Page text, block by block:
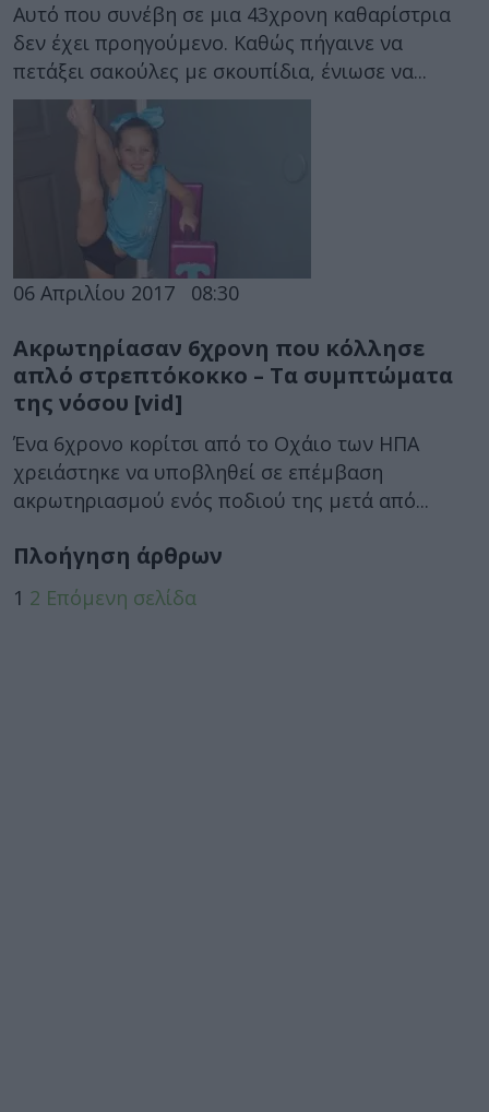
Αυτό που συνέβη σε μια 43χρονη καθαρίστρια
δεν έχει προηγούμενο. Καθώς πήγαινε να
πετάξει σακούλες με σκουπίδια, ένιωσε να...
06 Απριλίου 2017 08:30
Ακρωτηρίασαν 6χρονη που κόλλησε
απλό στρεπτόκοκκο – Τα συμπτώματα
της νόσου [vid]
Ένα 6χρονο κορίτσι από το Οχάιο των ΗΠΑ
χρειάστηκε να υποβληθεί σε επέμβαση
ακρωτηριασμού ενός ποδιού της μετά από...
Πλοήγηση άρθρων
1 2 Επόμενη σελίδα